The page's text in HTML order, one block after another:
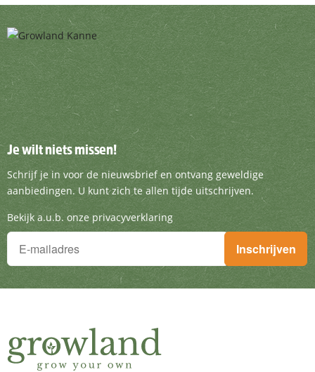
Je wilt niets missen!
Schrijf je in voor de nieuwsbrief en ontvang
Je wilt niets missen!
Schrijf je in voor de nieuwsbrief en ontvang geweldige
aanbiedingen. U kunt zich te allen tijde uitschrijven.
Bekijk a.u.b. onze privacyverklaring
Je wilt niets missen!
Schrijf je in voor de nieuwsbrief en ontvang geweldige
Inschrijven